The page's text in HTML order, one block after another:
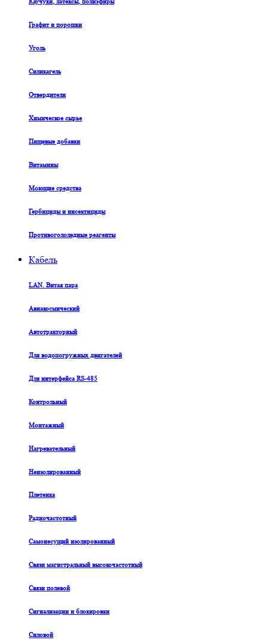
Графит и порошки
Уголь
Силикагель
Отвердители
Химическое сырье
Пищевые добавки
Витамины
Моющие средства
Гербициды и инсектициды
Противогололедные реагенты
Кабель
LAN. Витая пара
Авиакосмический
Автотракторный
Для водопогружных двигателей
Для интерфейса RS-485
Контрольный
Монтажный
Нагревательный
Неизолированный
Плетенка
Радиочастотный
Самонесущий изолированный
Связи магистральный высокочастотный
Связи полевой
Сигнализации и блокировки
Силовой